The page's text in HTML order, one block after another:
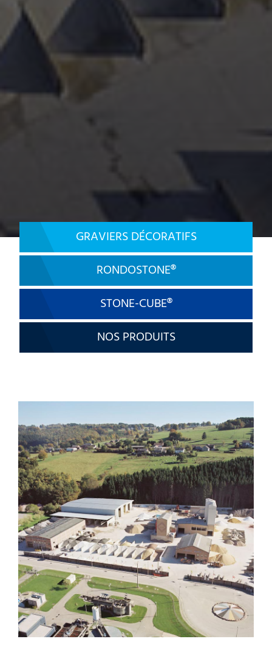
GRAVIERS DÉCORATIFS
RONDOSTONE®
STONE-CUBE®
NOS PRODUITS